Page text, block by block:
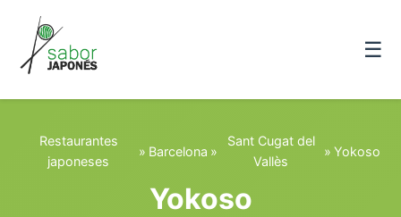
☰
Restaurantes
japoneses
» Barcelona »
Sant Cugat del
Vallès
» Yokoso
Yokoso